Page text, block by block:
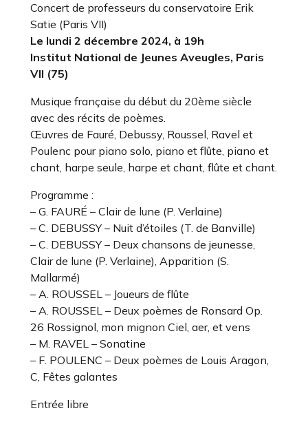
Concert de professeurs du conservatoire Erik
Satie (Paris VII)
Le lundi 2 décembre 2024, à 19h
Institut National de Jeunes Aveugles, Paris
VII (75)
Musique française du début du 20ème siècle
avec des récits de poèmes.
Œuvres de Fauré, Debussy, Roussel, Ravel et
Poulenc pour piano solo, piano et flûte, piano et
chant, harpe seule, harpe et chant, flûte et chant.
Programme :
– G. FAURÉ – Clair de lune (P. Verlaine)
– C. DEBUSSY – Nuit d’étoiles (T. de Banville)
– C. DEBUSSY – Deux chansons de jeunesse,
Clair de lune (P. Verlaine), Apparition (S.
Mallarmé)
– A. ROUSSEL – Joueurs de flûte
– A. ROUSSEL – Deux poèmes de Ronsard Op.
26 Rossignol, mon mignon Ciel, aer, et vens
– M. RAVEL – Sonatine
– F. POULENC – Deux poèmes de Louis Aragon,
C, Fêtes galantes
Entrée libre